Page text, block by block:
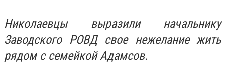
Николаевцы выразили начальнику
Заводского РОВД свое нежелание жить
рядом с семейкой Адамсов.